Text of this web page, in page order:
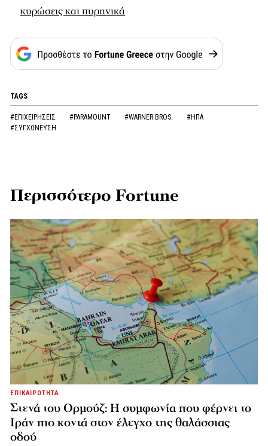
κυρώσεις και πυρηνικά
TAGS
#ΕΠΙΧΕΙΡΗΣΕΙΣ #PARAMOUNT #WARNER BROS.
#ΗΠΑ
#ΣΥΓΧΩΝΕΥΣΗ
Περισσότερο Fortune
ΕΠΙΚΑΙΡΟΤΗΤΑ
Στενά του Ορμούζ: Η συμφωνία που φέρνει το
Ιράν πιο κοντά στον έλεγχο της θαλάσσιας
οδού